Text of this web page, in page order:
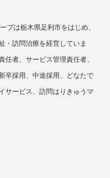
プは栃木県足利市をはじめ、
・訪問治療を経営していま
任者、サービス管理責任者、
卒採用、中途採用、どなたで
サービス、訪問はりきゅうマ